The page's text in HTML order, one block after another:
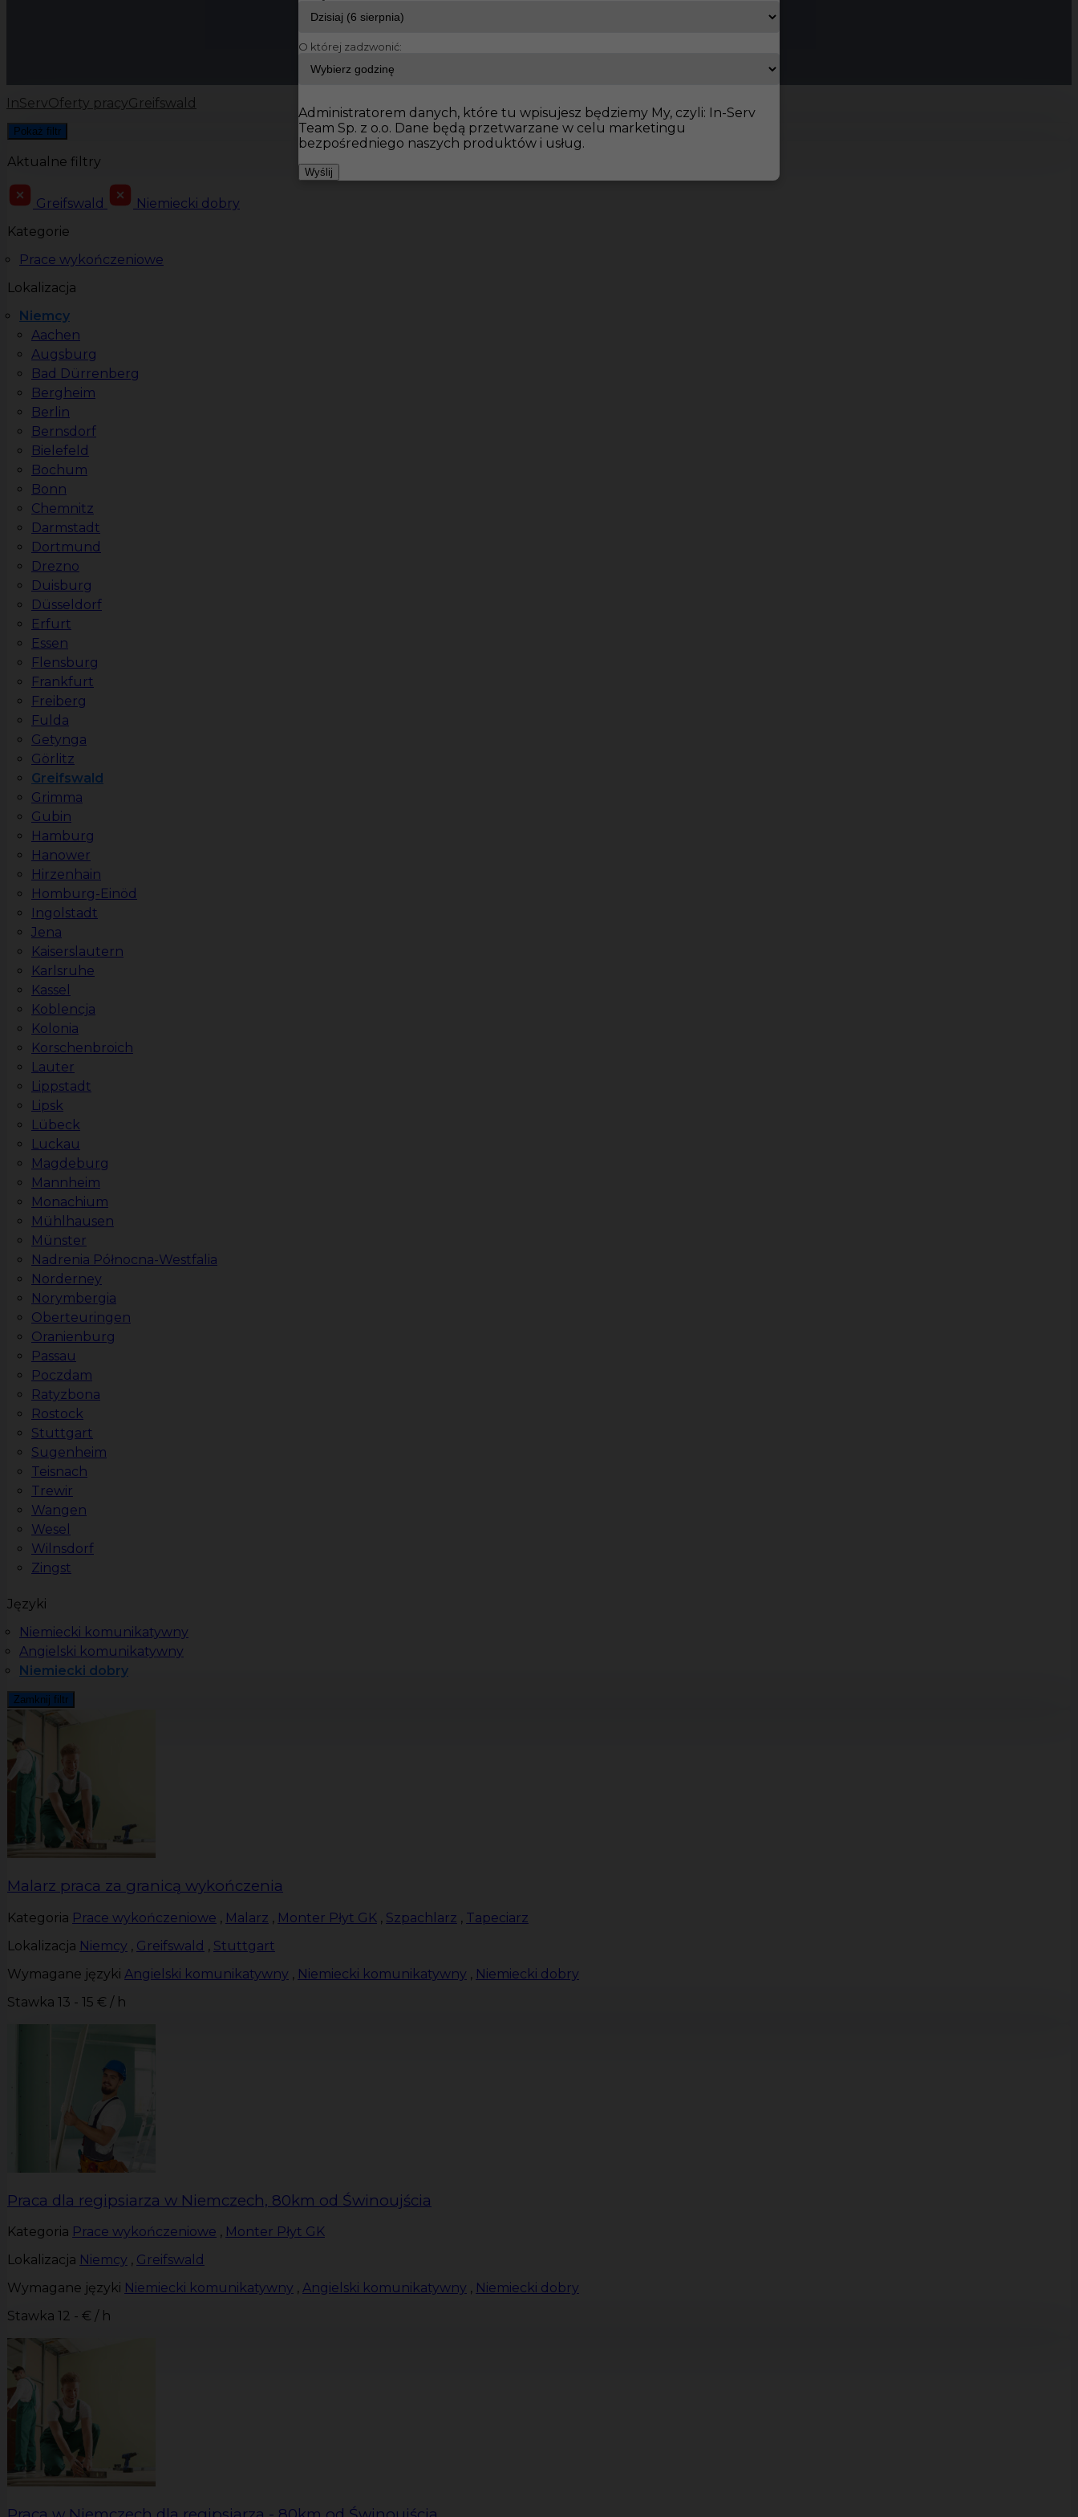
InServOferty pracyGreifswald
Pokaż filtr
Aktualne filtry
Greifswald
Niemiecki dobry
Kategorie
Prace wykończeniowe
Lokalizacja
Niemcy
Aachen
Augsburg
Bad Dürrenberg
Bergheim
Berlin
Bernsdorf
Bielefeld
Bochum
Bonn
Chemnitz
Darmstadt
Dortmund
Drezno
Duisburg
Düsseldorf
Erfurt
Essen
Flensburg
Frankfurt
Freiberg
Fulda
Getynga
Görlitz
Greifswald
Grimma
Gubin
Hamburg
Hanower
Hirzenhain
Homburg-Einöd
Ingolstadt
Jena
Kaiserslautern
Karlsruhe
Kassel
Koblencja
Kolonia
Korschenbroich
Lauter
Lippstadt
Lipsk
Lübeck
Luckau
Magdeburg
Mannheim
Monachium
Mühlhausen
Münster
Nadrenia Północna-Westfalia
Norderney
Norymbergia
Oberteuringen
Oranienburg
Passau
Poczdam
Ratyzbona
Rostock
Stuttgart
Sugenheim
Teisnach
Trewir
Wangen
Wesel
Wilnsdorf
Zingst
Języki
Niemiecki komunikatywny
Angielski komunikatywny
Niemiecki dobry
Zamknij filtr
Malarz praca za granicą wykończenia
Kategoria Prace wykończeniowe , Malarz , Monter Płyt GK , Szpachlarz , Tapeciarz
Lokalizacja Niemcy , Greifswald , Stuttgart
Wymagane języki Angielski komunikatywny , Niemiecki komunikatywny , Niemiecki dobry
Stawka 13 - 15 € / h
Praca dla regipsiarza w Niemczech, 80km od Świnoujścia
Kategoria Prace wykończeniowe , Monter Płyt GK
Lokalizacja Niemcy , Greifswald
Wymagane języki Niemiecki komunikatywny , Angielski komunikatywny , Niemiecki dobry
Stawka 12 - € / h
O której zadzwonić:
Administratorem danych, które tu wpisujesz będziemy My, czyli: In-Serv
Team Sp. z o.o. Dane będą przetwarzane w celu marketingu
bezpośredniego naszych produktów i usług.
Wyślij